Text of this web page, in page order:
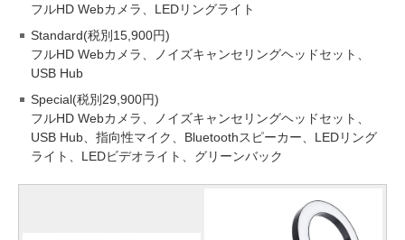
フルHD Webカメラ、LEDリングライト
Standard(税別15,900円)
フルHD Webカメラ、ノイズキャンセリングヘッドセット、
USB Hub
Special(税別29,900円)
フルHD Webカメラ、ノイズキャンセリングヘッドセット、
USB Hub、指向性マイク、Bluetoothスピーカー、LEDリング
ライト、LEDビデオライト、グリーンバック